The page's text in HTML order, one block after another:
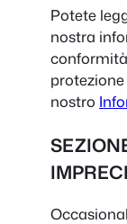
Potete
nostra
nostro